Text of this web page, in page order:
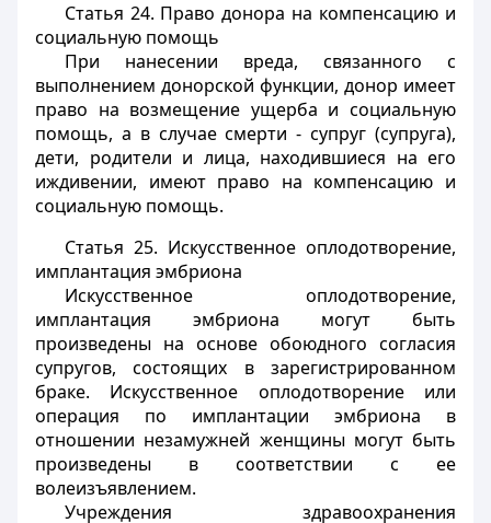
Статья 24. Право донора на компенсацию и
социальную помощь
При нанесении вреда, связанного с
выполнением донорской функции, донор имеет
право на возмещение ущерба и социальную
помощь, а в случае смерти - супруг (супруга),
дети, родители и лица, находившиеся на его
иждивении, имеют право на компенсацию и
социальную помощь.
Статья 25. Искусственное оплодотворение,
имплантация эмбриона
Искусственное оплодотворение,
имплантация эмбриона могут быть
произведены на основе обоюдного согласия
супругов, состоящих в зарегистрированном
браке. Искусственное оплодотворение или
операция по имплантации эмбриона в
отношении незамужней женщины могут быть
произведены в соответствии с ее
волеизъявлением.
Учреждения здравоохранения